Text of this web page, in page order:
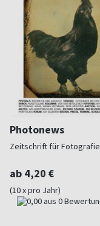
Photonews
Zeitschrift für Fotografie
ab 4,20 €
(10 x pro Jahr)